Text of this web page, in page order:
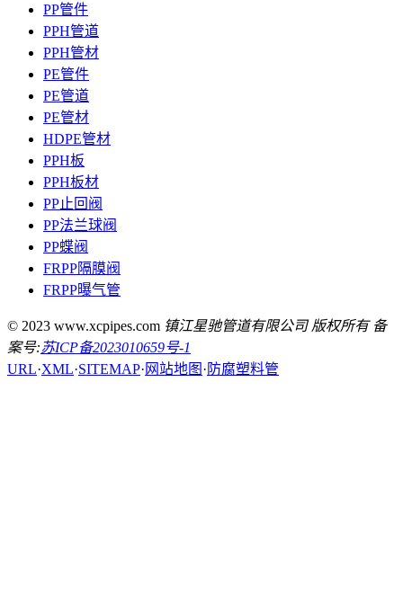
PP管件
PPH管道
PPH管材
PE管件
PE管道
PE管材
HDPE管材
PPH板
PPH板材
PP止回阀
PP法兰球阀
PP蝶阀
FRPP隔膜阀
FRPP曝气管
© 2023 www.xcpipes.com 镇江星驰管道有限公司 版权所有 备
案号:苏ICP备2023010659号-1
URL·XML·SITEMAP· 网站地图 · 防腐塑料管